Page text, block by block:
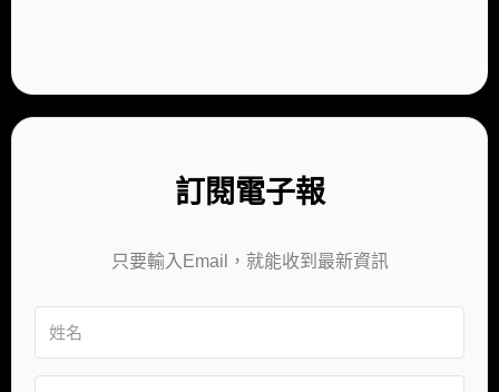
訂閱電子報
只要輸入Email，就能收到最新資訊